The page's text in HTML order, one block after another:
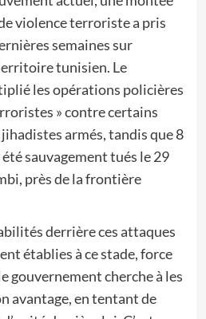
violence terroriste a pris
semaines sur
tunisien. Le
les opérations policières
» contre certains
armés, tandis que 8
sauvagement tués le 29
près de la frontière
derrière ces attaques
établies à ce stade, force
gouvernement cherche à les
avantage, en tentant de